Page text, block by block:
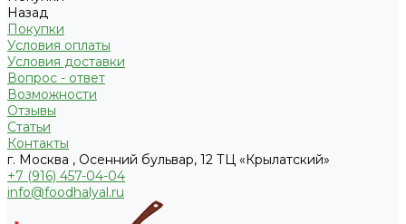
Назад
Покупки
Условия оплаты
Условия доставки
Вопрос - ответ
Возможности
Отзывы
Статьи
Контакты
г. Москва , Осенний бульвар, 12 ТЦ «Крылатский»
+7 (916) 457-04-04
info@foodhalyal.ru